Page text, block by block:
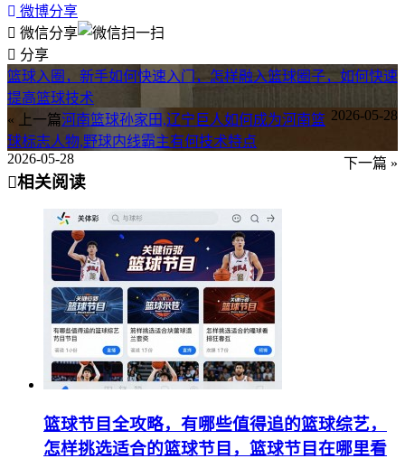
微博分享
微信分享
分享
篮球入圈，新手如何快速入门，怎样融入篮球圈子，如何快速
提高篮球技术
« 上一篇
2026-05-28
河南篮球孙家田,辽宁巨人如何成为河南篮
球标志人物,野球内线霸主有何技术特点
下一篇 »
2026-05-28
相关阅读
篮球节目全攻略，有哪些值得追的篮球综艺，
怎样挑选适合的篮球节目，篮球节目在哪里看